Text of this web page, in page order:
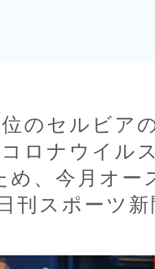
のセルビア
ロナウイル
、今月オー
刊スポーツ新